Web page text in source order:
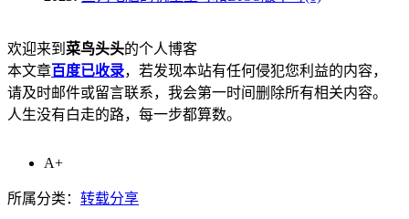
欢迎来到 菜鸟头头的个人博客
本文章百度已收录，若发现本站有任何侵犯您利益的内容，
请及时邮件或留言联系，我会第一时间删除所有相关内容。
人生没有白走的路，每一步都算数。
A+
所属分类： 转载分享